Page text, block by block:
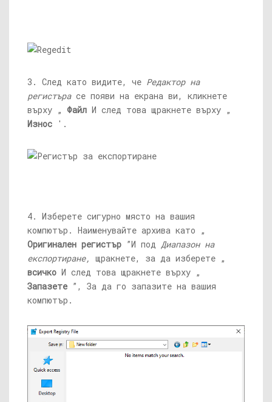
3. След като видите, че Редактор на
регистърасе появи на екрана ви, кликнете
върху „ Файл И след това щракнете върху „
Износ '.
4. Изберете сигурно място на вашия
компютър. Наименувайте архива като „
Оригинален регистър ”И под Диапазон на
експортиране, щракнете, за да изберете „
всичко И след това щракнете върху „
Запазете ”, За да го запазите на вашия
компютър.